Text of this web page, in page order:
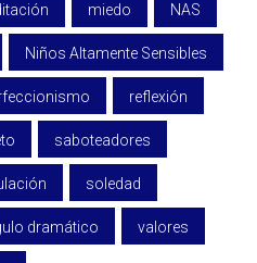
miedo NAS
Niños Altamente Sensibles
reflexión
saboteadores
soledad
dramático valores